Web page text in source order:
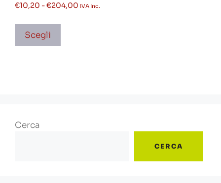
€10,20 -€204,00 IVA Inc.
Scegli
Cerca
CERCA